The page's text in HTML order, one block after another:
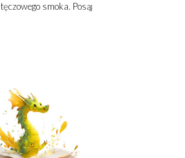
smoka. Posąg jest rzeźbiony w